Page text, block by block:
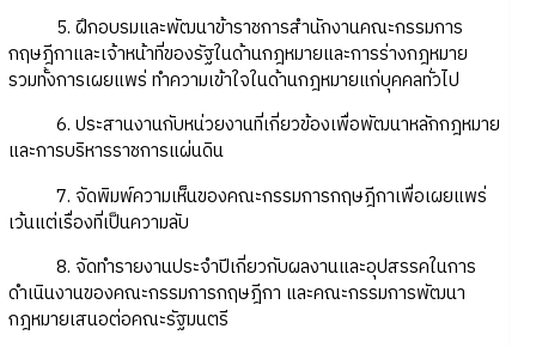
5. ฝึกอบรมและพัฒนาข้าราชการสำนักงานคณะกรรมการ
กฤษฎีกาและเจ้าหน้าที่ของรัฐในด้านกฎหมายและการร่างกฎหมาย
รวมทั้งการเผยแพร่ ทำความเข้าใจในด้านกฎหมายแก่บุคคลทั่วไป
6. ประสานงานกับหน่วยงานที่เกี่ยวข้องเพื่อพัฒนาหลักกฎหมาย
และการบริหารราชการแผ่นดิน
7. จัดพิมพ์ความเห็นของคณะกรรมการกฤษฎีกาเพื่อเผยแพร่
เว้นแต่เรื่องที่เป็นความลับ
8. จัดทำรายงานประจำปีเกี่ยวกับผลงานและอุปสรรคในการ
ดำเนินงานของคณะกรรมการกฤษฎีกา และคณะกรรมการพัฒนา
กฎหมายเสนอต่อคณะรัฐมนตรี